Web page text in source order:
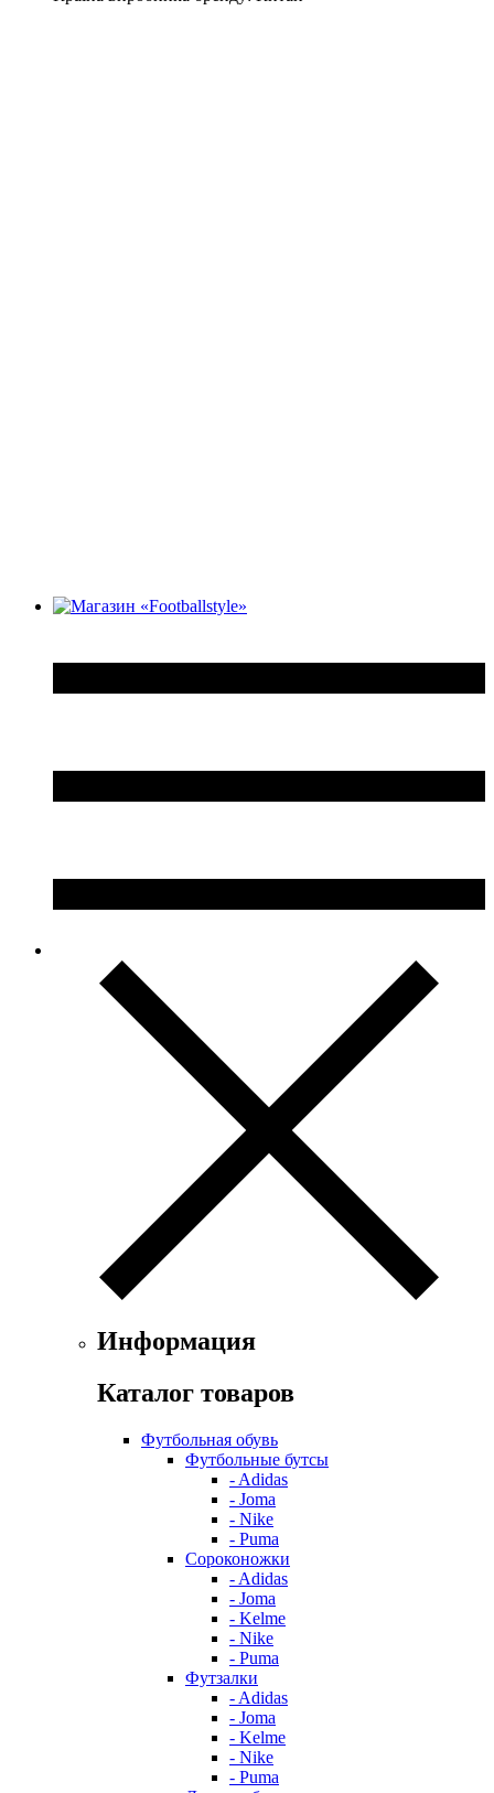
Информация
Каталог товаров
Футбольная обувь
Футбольные бутсы
- Adidas
- Joma
- Nike
- Puma
Сороконожки
- Adidas
- Joma
- Kelme
- Nike
- Puma
Футзалки
- Adidas
- Joma
- Kelme
- Nike
- Puma